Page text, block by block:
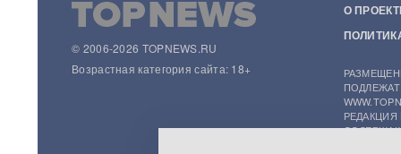
Chrome и Safari: названа
причина
Основателя ЧВК «Ястреб»
© 2006-2026 TOPNEWS.RU
Возрастная категория сайта: 18+
О